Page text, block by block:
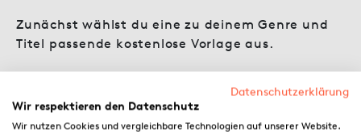
Zunächst wählst du eine zu deinem Genre und
Titel passende kostenlose Vorlage aus.
Datenschutzerklärung
Wir respektieren den Datenschutz
Wir nutzen Cookies und vergleichbare Technologien auf unserer Website.